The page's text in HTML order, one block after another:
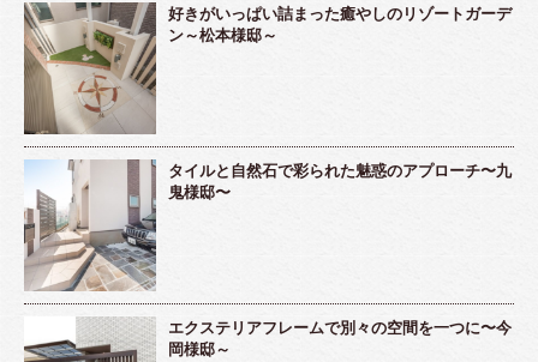
好きがいっぱい詰まった癒やしのリゾートガーデ
ン～松本様邸～
タイルと自然石で彩られた魅惑のアプローチ〜九
鬼様邸〜
エクステリアフレームで別々の空間を一つに〜今
岡様邸～